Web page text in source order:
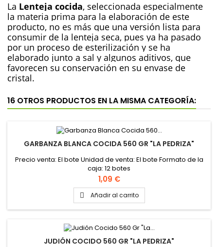
La Lenteja cocida, seleccionada especialmente
la materia prima para la elaboración de este
producto, no es más que una versión lista para
consumir de la lenteja seca, pues ya ha pasado
por un proceso de esterilización y se ha
elaborado junto a sal y algunos aditivos, que
favorecen su conservación en su envase de
cristal.
16 OTROS PRODUCTOS EN LA MISMA CATEGORÍA:
GARBANZA BLANCA COCIDA 560 GR "LA PEDRIZA"
Precio venta: El bote Unidad de venta: El bote Formato de la
caja: 12 botes
Precio
1,09 €
 Añadir al carrito
JUDIÓN COCIDO 560 GR "LA PEDRIZA"